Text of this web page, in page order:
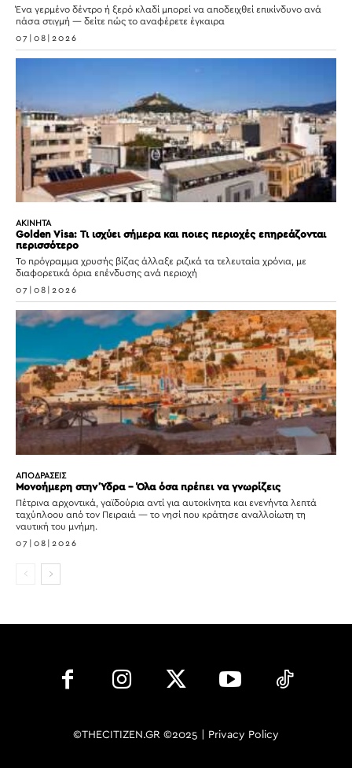
Ένα γερμένο δέντρο ή ξερό κλαδί μπορεί να αποδειχθεί επικίνδυνο ανά
πάσα στιγμή — δείτε πώς το αναφέρετε έγκαιρα
07|08|2026
ΑΚΙΝΗΤΑ
Golden Visa: Τι ισχύει σήμερα και ποιες περιοχές επηρεάζονται
περισσότερο
Το πρόγραμμα χρυσής βίζας άλλαξε ριζικά τα τελευταία χρόνια, με
διαφορετικά όρια επένδυσης ανά περιοχή
07|08|2026
ΑΠΟΔΡΑΣΕΙΣ
Μονοήμερη στην Ύδρα – Όλα όσα πρέπει να γνωρίζεις
Πέτρινα αρχοντικά, γαϊδούρια αντί για αυτοκίνητα και ενενήντα λεπτά
ταχύπλοου από τον Πειραιά — το νησί που κράτησε αναλλοίωτη τη
ναυτική του μνήμη.
07|08|2026
©THECITIZEN.GR ©2025 | Privacy Policy